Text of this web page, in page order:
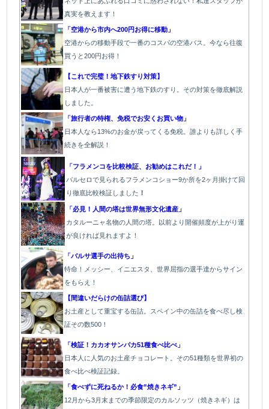
真実を教えます！
「空港から市内へ200円お得に移動」
空港からの移動手段で一番のコスパの空港バス。今なら往復
買うと200円お得！
【これで完璧！地下鉄すり対策】
日本人が一番被害に遭う地下鉄のすり。その対策を徹底解説
しました。
「旅行者の特権、免税でお安くお買い物」
日本人なら13%のお金が戻ってくる免税。誰よりも詳しく手
続きを全解説！
「フラメンコを比較検証、お勧めはこれだ！」
バルセロで見られるフラメンコショー9か所を2ヶ月掛けて回
り徹底比較検証しました ！
「必見！人間の塔は世界無形文化遺産」
カタルーニャ名物の人間の塔。以前より開催頻度が上がり運
が良ければ見れますよ！
「バルサ選手の出待ち」
特命！メッシー、イニエスタ、世界屈指の選手達からサイン
をもらえ！
【間違いだらけの缶詰選び】
お土産として重宝する缶詰。スペイン中の缶詰を食べ尽し検
証その数500！
「検証！カカオサンパカ51種食べ比べ」
日本人に人気のお土産チョコレート。その51種類を世界初の
食べ比べ検証記録。
「食べずに死ねるか！必食”焼きネギ”」
12月から3月末までの季節限定のカルソッツ（焼きネギ）は